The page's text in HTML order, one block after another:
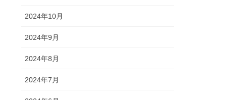
2024年10月
2024年9月
2024年8月
2024年7月